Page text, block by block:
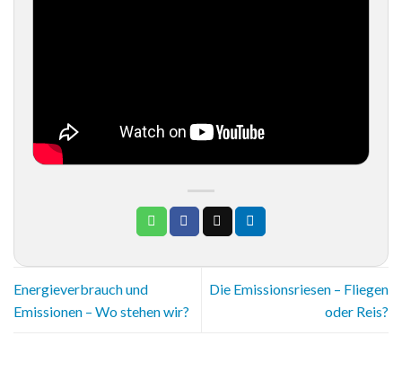
Energieverbrauch und
Emissionen – Wo stehen wir?
Die Emissionsriesen – Fliegen
oder Reis?